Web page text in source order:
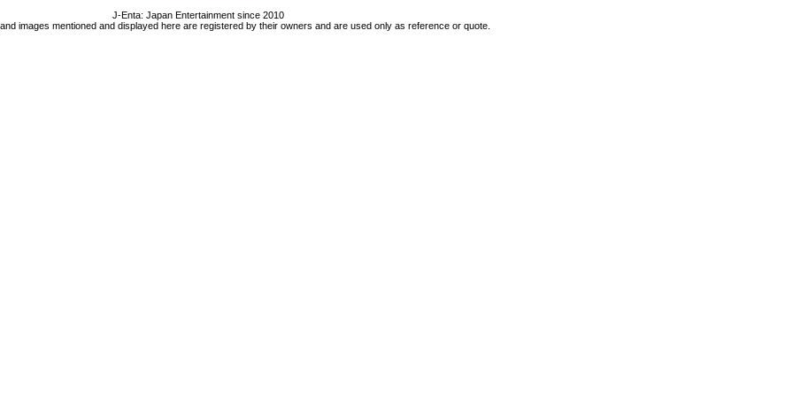
J-Enta: Japan Entertainment since 2010
images mentioned and displayed here are registered by their owners and are used only as reference or quote.